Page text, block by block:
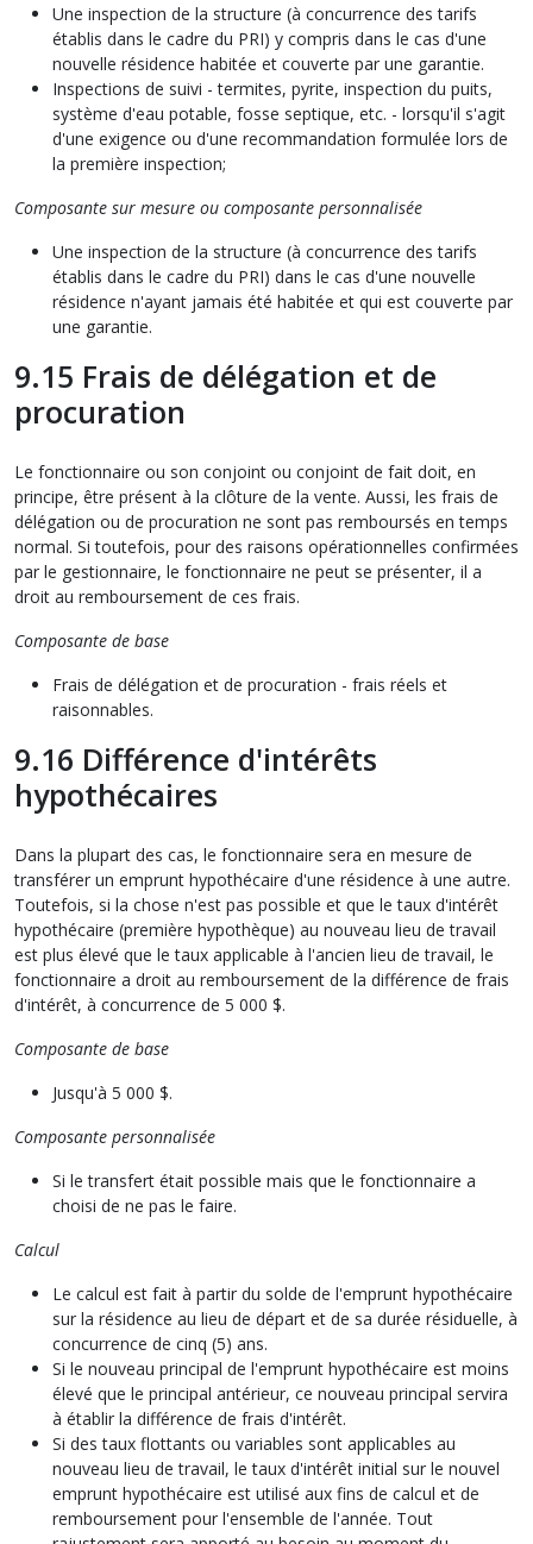
Une inspection de la structure (à concurrence des tarifs
établis dans le cadre du PRI) y compris dans le cas d'une
nouvelle résidence habitée et couverte par une garantie.
Inspections de suivi - termites, pyrite, inspection du puits,
système d'eau potable, fosse septique, etc. - lorsqu'il s'agit
d'une exigence ou d'une recommandation formulée lors de
la première inspection;
Composante sur mesure ou composante personnalisée
Une inspection de la structure (à concurrence des tarifs
établis dans le cadre du PRI) dans le cas d'une nouvelle
résidence n'ayant jamais été habitée et qui est couverte par
une garantie.
9.15 Frais de délégation et de
procuration
Le fonctionnaire ou son conjoint ou conjoint de fait doit, en
principe, être présent à la clôture de la vente. Aussi, les frais de
délégation ou de procuration ne sont pas remboursés en temps
normal. Si toutefois, pour des raisons opérationnelles confirmées
par le gestionnaire, le fonctionnaire ne peut se présenter, il a
droit au remboursement de ces frais.
Composante de base
Frais de délégation et de procuration - frais réels et
raisonnables.
9.16 Différence d'intérêts
hypothécaires
Dans la plupart des cas, le fonctionnaire sera en mesure de
transférer un emprunt hypothécaire d'une résidence à une autre.
Toutefois, si la chose n'est pas possible et que le taux d'intérêt
hypothécaire (première hypothèque) au nouveau lieu de travail
est plus élevé que le taux applicable à l'ancien lieu de travail, le
fonctionnaire a droit au remboursement de la différence de frais
d'intérêt, à concurrence de 5 000 $.
Composante de base
Jusqu'à 5 000 $.
Composante personnalisée
Si le transfert était possible mais que le fonctionnaire a
choisi de ne pas le faire.
Calcul
Le calcul est fait à partir du solde de l'emprunt hypothécaire
sur la résidence au lieu de départ et de sa durée résiduelle, à
concurrence de cinq (5) ans.
Si le nouveau principal de l'emprunt hypothécaire est moins
élevé que le principal antérieur, ce nouveau principal servira
à établir la différence de frais d'intérêt.
Si des taux flottants ou variables sont applicables au
nouveau lieu de travail, le taux d'intérêt initial sur le nouvel
emprunt hypothécaire est utilisé aux fins de calcul et de
remboursement pour l'ensemble de l'année. Tout